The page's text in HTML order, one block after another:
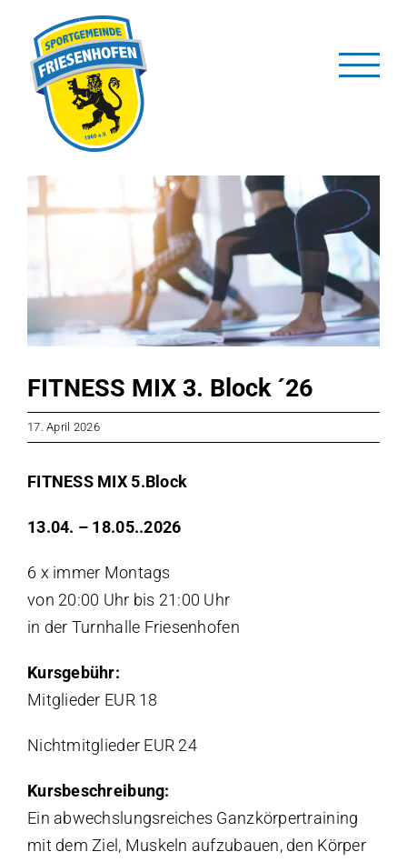
Inhalt
springen
Zeige
grösseres
FITNESS MIX 3. Block ´26
17. April 2026
FITNESS MIX 5.Block
13.04. – 18.05..2026
6 x immer Montags
von 20:00 Uhr bis 21:00 Uhr
in der Turnhalle Friesenhofen
Kursgebühr:
Mitglieder EUR 18
Nichtmitglieder EUR 24
Kursbeschreibung:
Ein abwechslungsreiches Ganzkörpertraining
mit dem Ziel, Muskeln aufzubauen, den Körper